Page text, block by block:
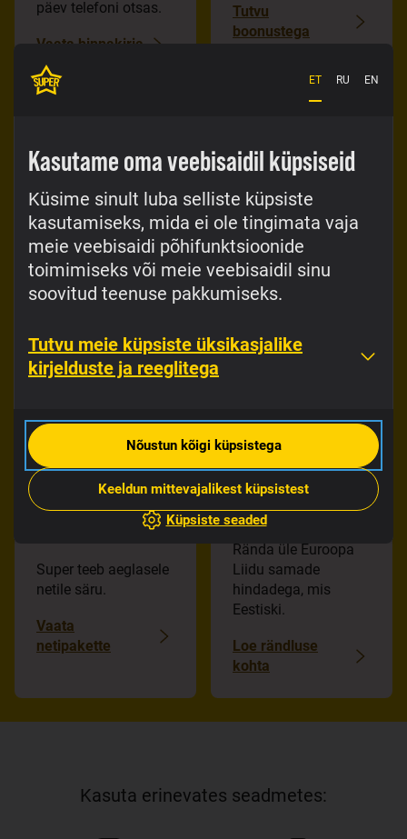
ET RU EN
Kasutame oma veebisaidil küpsiseid
Küsime sinult luba selliste küpsiste
kasutamiseks, mida ei ole tingimata vaja
meie veebisaidi põhifunktsioonide
toimimiseks või meie veebisaidil sinu
soovitud teenuse pakkumiseks.
Tutvu meie küpsiste üksikasjalike
kirjelduste ja reeglitega
Nõustun kõigi küpsistega
Keeldun mittevajalikest küpsistest
Küpsiste seaded
päev telefoni otsas.
Vaata hinnakirja
Tutvu
boonustega
Superi äpp
Superi äpp teeb elu lihtsaks.
Ülikiire 5G internet
Super teeb aeglasele
netile säru.
Vaata
netipakette
Rända vabalt
Rända üle Euroopa
Liidu samade
hindadega, mis
Eestiski.
Loe rändluse
kohta
Kasuta erinevates seadmetes: